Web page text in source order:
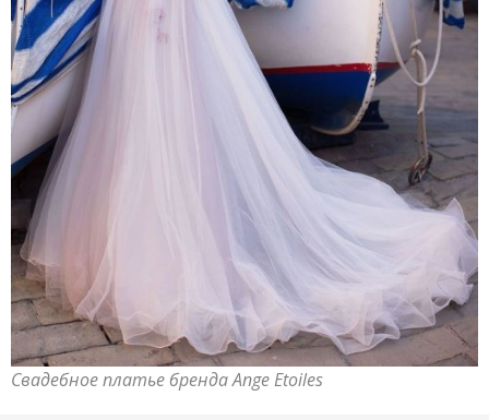
Свадебное платье бренда Ange Etoiles